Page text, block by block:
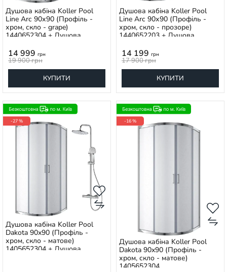
Душова кабіна Koller Pool
Line Arc 90х90 (Профіль -
хром, скло - grape)
1440652304 + Душова
хром 1138360305
14 999 грн
19 900грн
КУПИТИ
Душова кабіна Koller Pool
Line Arc 90х90 (Профіль -
хром, скло - прозоре)
1440652203 + Душова
хром 1138360305
14 199 грн
17 900грн
КУПИТИ
-27 %
Душова кабіна Koller Pool
Dakota 90x90 (Профіль -
хром, скло - матове)
1405652304 + Душова
-16 %
Душова кабіна Koller Pool
Dakota 90x90 (Профіль -
хром, скло - матове)
1405652304